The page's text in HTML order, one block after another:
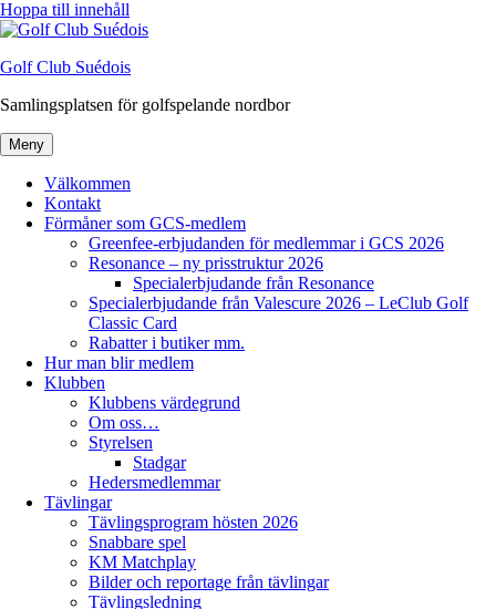
Hoppa till innehåll
Golf Club Suédois
Samlingsplatsen för golfspelande nordbor
Meny
Välkommen
Kontakt
Förmåner som GCS-medlem
Greenfee-erbjudanden för medlemmar i GCS 2026
Resonance – ny prisstruktur 2026
Specialerbjudande från Resonance
Specialerbjudande från Valescure 2026 – LeClub Golf
Classic Card
Rabatter i butiker mm.
Hur man blir medlem
Klubben
Klubbens värdegrund
Om oss…
Styrelsen
Stadgar
Hedersmedlemmar
Tävlingar
Tävlingsprogram hösten 2026
Snabbare spel
KM Matchplay
Bilder och reportage från tävlingar
Tävlingsledning